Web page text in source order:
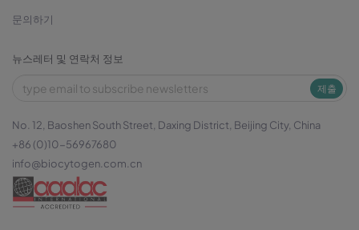
문의하기
뉴스레터 및 연락처 정보
제출
No. 12, Baoshen South Street, Daxing District, Beijing City, China
+86 (0)10-56967680
info@biocytogen.com.cn